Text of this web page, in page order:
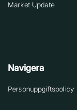
Market Update
Navigera
Personuppgiftspolicy